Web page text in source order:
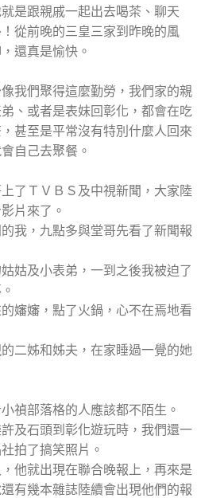
是跟親戚一起出去喝茶、聊天
從前晚的三皇三家到昨晚的風
還真是愉快。
我們聚得這麼勤勞，我們家的親
、或者是表妹回彰化，都會在吃
甚至是平常沒有特別什麼人回來
自己去聚餐。
了ＴＶＢＳ及中視新聞，大家陸
片來了。
我，九點多與堂哥先看了新聞報
姑及小表弟，一到之後我被迫了
嬸嬸，點了火鍋，心不在焉地看
二姊和姊夫，在家睡過一覺的她
禎部落格的人應該都不陌生。
及石頭到彰化遊玩時，我們還一
拍了搞笑照片。
他就出現在聯合晚報上，再來是
有幾本雜誌陸續會出現他們的報